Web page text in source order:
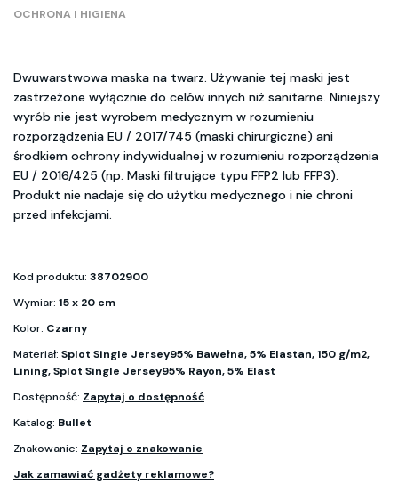
OCHRONA I HIGIENA
Dwuwarstwowa maska na twarz. Używanie tej maski jest
zastrzeżone wyłącznie do celów innych niż sanitarne. Niniejszy
wyrób nie jest wyrobem medycznym w rozumieniu
rozporządzenia EU / 2017/745 (maski chirurgiczne) ani
środkiem ochrony indywidualnej w rozumieniu rozporządzenia
EU / 2016/425 (np. Maski filtrujące typu FFP2 lub FFP3).
Produkt nie nadaje się do użytku medycznego i nie chroni
przed infekcjami.
Kod produktu: 38702900
Wymiar: 15 x 20 cm
Kolor: Czarny
Materiał: Splot Single Jersey95% Bawełna, 5% Elastan, 150 g/m2,
Lining, Splot Single Jersey95% Rayon, 5% Elast
Dostępność: Zapytaj o dostępność
Katalog: Bullet
Znakowanie: Zapytaj o znakowanie
Jak zamawiać gadżety reklamowe?